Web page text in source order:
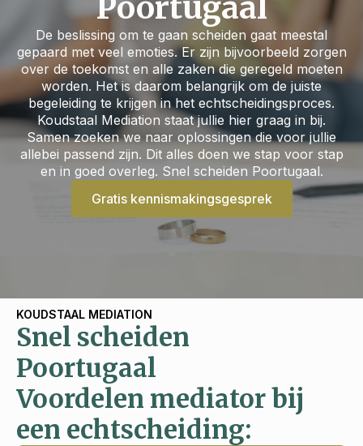
De beslissing om te gaan scheiden gaat meestal
gepaard met veel emoties. Er zijn bijvoorbeeld zorgen
over de toekomst en alle zaken die geregeld moeten
worden. Het is daarom belangrijk om de juiste
begeleiding te krijgen in het echtscheidingsproces.
Koudstaal Mediation staat jullie hier graag in bij.
Samen zoeken we naar oplossingen die voor jullie
allebei passend zijn. Dit alles doen we stap voor stap
en in goed overleg. Snel scheiden Poortugaal.
Gratis kennismakingsgesprek
KOUDSTAAL MEDIATION
Snel scheiden
Poortugaal
Voordelen mediator bij
een echtscheiding: